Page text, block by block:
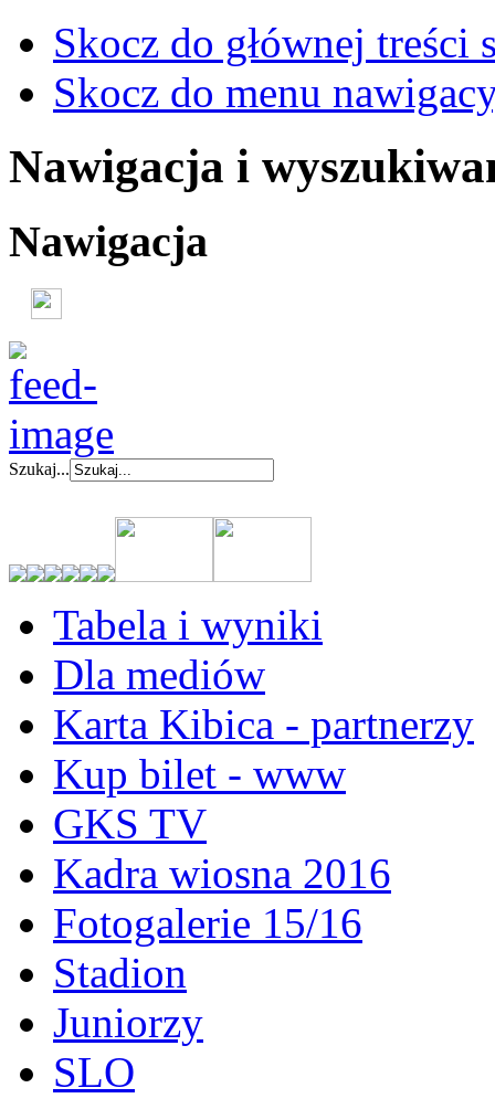
Skocz do głównej treści
Skocz do menu
Nawigacja i
Nawigacja
Szukaj...
Tabela i wyniki
Dla mediów
Karta Kibica - partnerzy
Kup bilet - www
GKS TV
Kadra wiosna 2016
Fotogalerie 15/16
Stadion
Juniorzy
SLO